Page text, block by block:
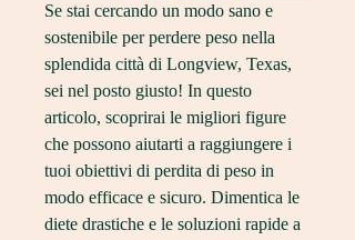
Se stai cercando un modo sano e
sostenibile per perdere peso nella
splendida città di Longview, Texas,
sei nel posto giusto! In questo
articolo, scoprirai le migliori figure
che possono aiutarti a raggiungere i
tuoi obiettivi di perdita di peso in
modo efficace e sicuro. Dimentica le
diete drastiche e le soluzioni rapide a